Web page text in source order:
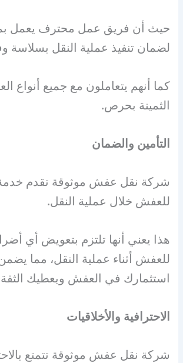
حيث أن فريق عمل محترف يعمل
لضمان تنفيذ عملية النقل بسلاسة
كما أنهم يتعاملون مع جميع أنواع
الثمينة بحرص.
التأمين والضمان
شركة نقل عفش موثوقة تقدم
للعفش خلال عملية النقل.
هذا يعني أنها تلتزم بتعويض أي
للعفش أثناء عملية النقل، مما
استثمارك في العفش ويعطيك الثقة
الاحترافية والأخلاقيات
شركة نقل عفش موثوقة تتمتع